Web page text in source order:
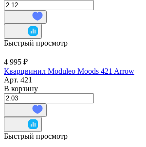
Быстрый просмотр
4 995 ₽
Кварцвинил Moduleo Moods 421 Arrow
Арт. 421
В корзину
Быстрый просмотр